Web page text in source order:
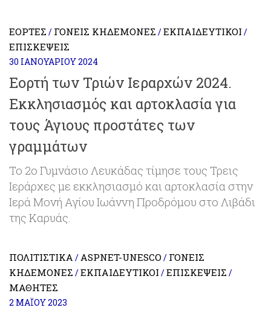
ΕΟΡΤΈΣ / ΓΟΝΕΊΣ ΚΗΔΕΜΌΝΕΣ /ΕΚΠΑΙΔΕΥΤΙΚΟΊ /
ΕΠΙΣΚΈΨΕΙΣ
30 ΙΑΝΟΥΑΡΊΟΥ 2024
Εορτή των Τριών Ιεραρχών 2024.
Εκκλησιασμός και αρτοκλασία για
τους Άγιους προστάτες των
γραμμάτων
Το 2ο Γυμνάσιο Λευκάδας τίμησε τους Τρεις
Ιεράρχες με εκκλησιασμό και αρτοκλασία στην
Ιερά Μονή Αγίου Ιωάννη Προδρόμου στο Λιβάδι
της Καρυάς.
ΠΟΛΙΤΙΣΤΙΚΆ /ASPNET-UNESCO/ ΓΟΝΕΊΣ
ΚΗΔΕΜΌΝΕΣ /ΕΚΠΑΙΔΕΥΤΙΚΟΊ /ΕΠΙΣΚΈΨΕΙΣ /
ΜΑΘΗΤΈΣ
2 ΜΑΪ́ΟΥ 2023